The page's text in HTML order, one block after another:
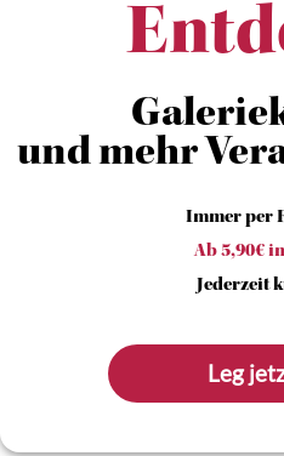
und mehr
Immer per
Ab 5,90€
Jederzeit
Leg